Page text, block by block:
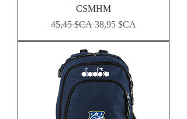
CSMHM
Prix original
45,45 $CA Prix promotionnel
38,95 $CA